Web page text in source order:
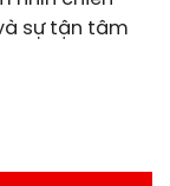
sự tận tâm